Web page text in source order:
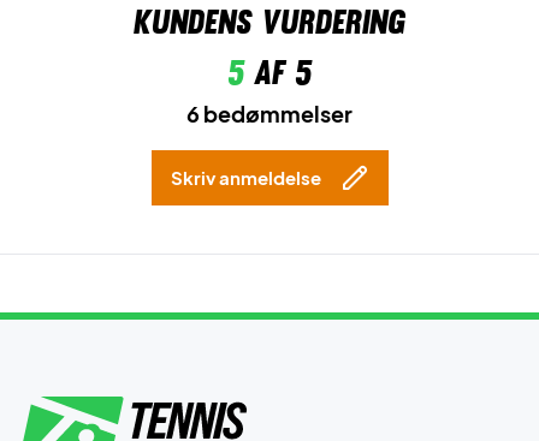
Kundens vurdering
5af 5
6 bedømmelser
Skriv anmeldelse